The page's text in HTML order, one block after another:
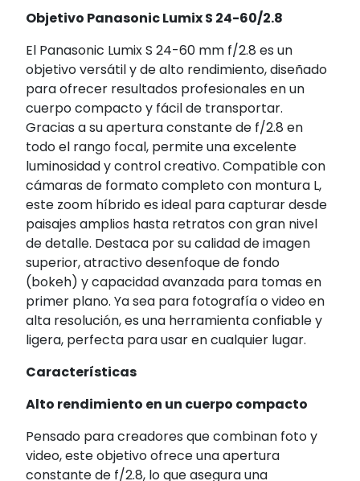
Objetivo Panasonic Lumix S 24-60/2.8
El Panasonic Lumix S 24-60 mm f/2.8 es un
objetivo versátil y de alto rendimiento, diseñado
para ofrecer resultados profesionales en un
cuerpo compacto y fácil de transportar.
Gracias a su apertura constante de f/2.8 en
todo el rango focal, permite una excelente
luminosidad y control creativo. Compatible con
cámaras de formato completo con montura L,
este zoom híbrido es ideal para capturar desde
paisajes amplios hasta retratos con gran nivel
de detalle. Destaca por su calidad de imagen
superior, atractivo desenfoque de fondo
(bokeh) y capacidad avanzada para tomas en
primer plano. Ya sea para fotografía o video en
alta resolución, es una herramienta confiable y
ligera, perfecta para usar en cualquier lugar.
Características
Alto rendimiento en un cuerpo compacto
Pensado para creadores que combinan foto y
video, este objetivo ofrece una apertura
constante de f/2.8, lo que asegura una